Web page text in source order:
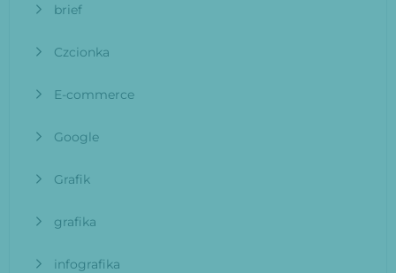
brief
Czcionka
E-commerce
Google
Grafik
grafika
infografika